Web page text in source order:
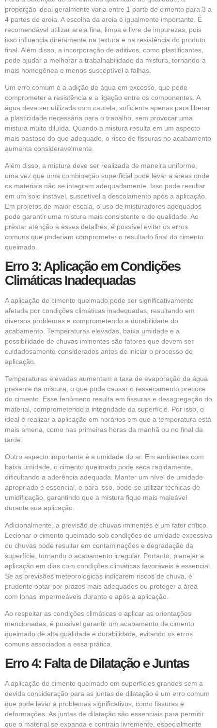
proporção ideal geralmente varia entre 1 parte de cimento para 3 a
4 partes de areia. A escolha da areia é igualmente importante. É
recomendável utilizar areia fina, limpa e livre de impurezas, pois
isso influencia diretamente na textura e na resistência do produto
final. Além disso, a incorporação de aditivos, como plastificantes,
pode ajudar a melhorar a trabalhabilidade da mistura, tornando-a
mais homogênea e menos susceptível a falhas.
Um erro comum é a adição de água em excesso, que pode
comprometer a resistência e a ligação entre os componentes. A
água deve ser utilizada com cautela, suficiente apenas para liberar
a plasticidade necessária para o trabalho, sem provocar uma
mistura muito diluída. Quando a mistura resulta em um aspecto
mais pastoso do que adequado, o risco de fissuras no acabamento
aumenta consideravelmente.
Além disso, a mistura deve ser realizada de maneira uniforme,
uma vez que uma combinação superficial pode levar a áreas onde
os materiais não se integram adequadamente. Isso pode resultar
em um solo instável, suscetível a descolamento após a aplicação.
Em projetos de maior escala, o uso de misturadores adequados
pode garantir uma mistura mais consistente e de qualidade. Ao
prestar atenção a esses detalhes, é possível evitar os erros
comuns que poderiam comprometer o resultado final do cimento
queimado.
Erro 3: Aplicação em Condições
Climáticas Inadequadas
A aplicação de cimento queimado pode ser significativamente
afetada por condições climáticas inadequadas, resultando em
diversos problemas e comprometendo a durabilidade do
acabamento. Temperaturas elevadas, baixa umidade e a
possibilidade de chuvas iminentes são fatores que devem ser
cuidadosamente considerados antes de iniciar o processo de
aplicação.
Temperaturas elevadas aumentam a taxa de evaporação da água
presente na mistura, o que pode causar o ressecamento precoce
do cimento. Esse fenômeno resulta em fissuras e desagregação do
material, comprometendo a integridade da superfície. Por isso, o
ideal é realizar a aplicação em horários em que a temperatura está
mais amena, como nas primeiras horas da manhã ou no final da
tarde.
Outro aspecto importante é a umidade do ar. Em ambientes com
baixa umidade, o cimento queimado pode seca rapidamente,
dificultando a aderência adequada. Manter um nível de umidade
apropriado é essencial, e para isso, pode-se utilizar técnicas de
umidificação, garantindo que a mistura fique mais maleável
durante sua aplicação.
Adicionalmente, a previsão de chuvas iminentes é um fator crítico.
Lecionar o cimento queimado sob condições de umidade excessiva
ou chuvas pode resultar em contaminações e degradação da
superfície, tornando o acabamento irregular. Portanto, planejar a
aplicação em dias com condições climáticas favoráveis é essencial.
Se as previsões meteorológicas indicarem riscos de chuva, é
prudente optar por prazos mais adequados ou proteger a área
com lonas impermeáveis durante e após a aplicação.
Ao respeitar as condições climáticas e aplicar as orientações
mencionadas, é possível garantir um acabamento de cimento
queimado de alta qualidade e durabilidade, evitando os erros
comuns associados a essa prática.
Erro 4: Falta de Dilatação e Juntas
A aplicação de cimento queimado em superfícies grandes sem a
devida consideração para as juntas de dilatação é um erro comum
que pode levar a problemas significativos, como fissuras e
deformações. As juntas de dilatação são essenciais para permitir
que o material se expanda e contraia livremente, especialmente